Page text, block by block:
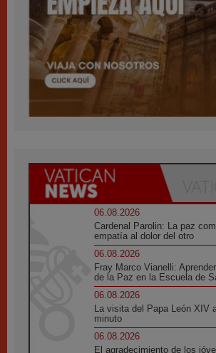
06.08.2026
Cardenal Parolin: La paz
empatía al dolor del otro
06.08.2026
Fray Marco Vianelli:
de la Paz en la Escuela de
06.08.2026
La visita del Papa León XIV
minuto
06.08.2026
El agradecimiento de los